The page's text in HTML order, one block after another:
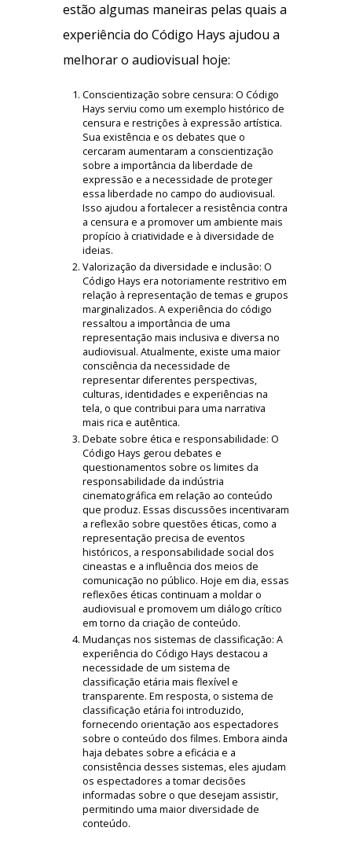
estão algumas maneiras pelas quais a
experiência do Código Hays ajudou a
melhorar o audiovisual hoje:
Conscientização sobre censura: O Código
Hays serviu como um exemplo histórico de
censura e restrições à expressão artística.
Sua existência e os debates que o
cercaram aumentaram a conscientização
sobre a importância da liberdade de
expressão e a necessidade de proteger
essa liberdade no campo do audiovisual.
Isso ajudou a fortalecer a resistência contra
a censura e a promover um ambiente mais
propício à criatividade e à diversidade de
ideias.
Valorização da diversidade e inclusão: O
Código Hays era notoriamente restritivo em
relação à representação de temas e grupos
marginalizados. A experiência do código
ressaltou a importância de uma
representação mais inclusiva e diversa no
audiovisual. Atualmente, existe uma maior
consciência da necessidade de
representar diferentes perspectivas,
culturas, identidades e experiências na
tela, o que contribui para uma narrativa
mais rica e autêntica.
Debate sobre ética e responsabilidade: O
Código Hays gerou debates e
questionamentos sobre os limites da
responsabilidade da indústria
cinematográfica em relação ao conteúdo
que produz. Essas discussões incentivaram
a reflexão sobre questões éticas, como a
representação precisa de eventos
históricos, a responsabilidade social dos
cineastas e a influência dos meios de
comunicação no público. Hoje em dia, essas
reflexões éticas continuam a moldar o
audiovisual e promovem um diálogo crítico
em torno da criação de conteúdo.
Mudanças nos sistemas de classificação: A
experiência do Código Hays destacou a
necessidade de um sistema de
classificação etária mais flexível e
transparente. Em resposta, o sistema de
classificação etária foi introduzido,
fornecendo orientação aos espectadores
sobre o conteúdo dos filmes. Embora ainda
haja debates sobre a eficácia e a
consistência desses sistemas, eles ajudam
os espectadores a tomar decisões
informadas sobre o que desejam assistir,
permitindo uma maior diversidade de
conteúdo.